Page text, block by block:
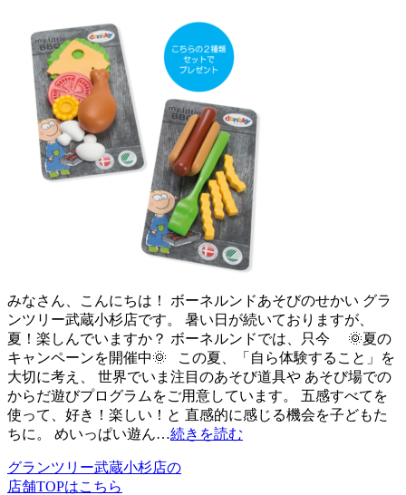
みなさん、こんにちは！ ボーネルンドあそびのせかい グラ
ンツリー武蔵小杉店です。 暑い日が続いておりますが、
夏！楽しんでいますか？ ボーネルンドでは、只今 🌞夏の
キャンペーンを開催中🌞 この夏、「自ら体験すること」を
大切に考え、 世界でいま注目のあそび道具や あそび場での
からだ遊びプログラムをご用意しています。 五感すべてを
使って、好き！楽しい！と 直感的に感じる機会を子どもた
ちに。 めいっぱい遊ん…続きを読む
グランツリー武蔵小杉店の
店舗TOPはこちら